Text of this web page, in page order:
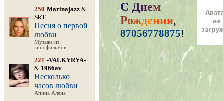
250 Marinajazz&
SkT
Песня о первой
любви
Музыка из
кинофильмов
221 -VALKYRYA-
& 1966av
Несколько
часов любви
Апина Алена
С Днем
Рождения,
87056778875!